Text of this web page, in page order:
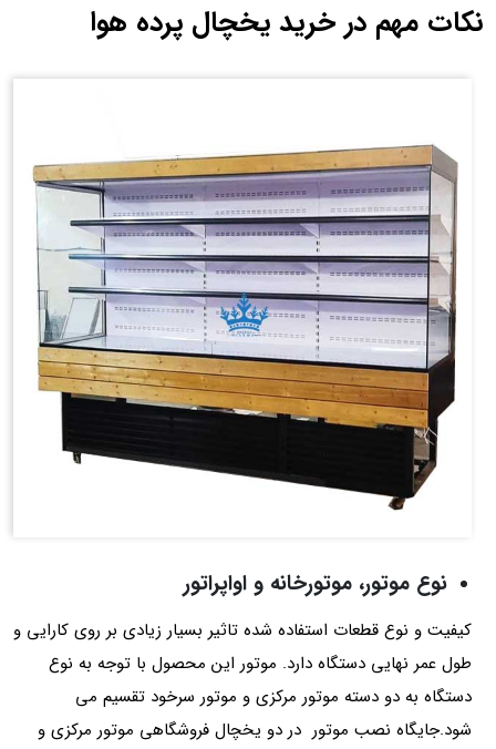
نکات مهم در خرید یخچال پرده هوا
نوع موتور، موتورخانه و اواپراتور
کیفیت و نوع قطعات استفاده شده تاثیر بسیار زیادی بر روی کارایی و
طول عمر نهایی دستگاه دارد. موتور این محصول با توجه به نوع
دستگاه به دو دسته موتور مرکزی و موتور سرخود تقسیم می
شود.جایگاه نصب موتور در دو یخچال فروشگاهی موتور مرکزی و